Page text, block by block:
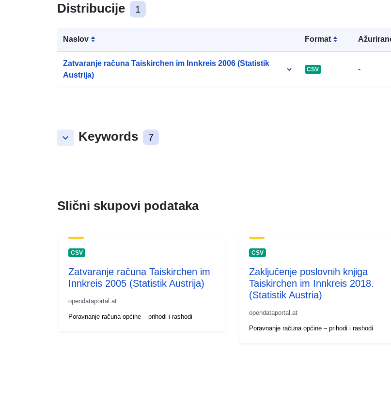
Distribucije 1
Naslov Formаt
Zatvaranje računa Taiskirchen im Innkreis 2006 (Statistik
Austrija)
CSV -
keyboard_arrow_down Keywords 7
Slični skupovi podataka
CSV
Zatvaranje računa Taiskirchen im
Innkreis 2005 (Statistik Austrija)
opendataportal.at
Poravnanje računa općine – prihodi i rashodi
CSV
Zaključenje poslovnih knjiga
Taiskirchen im Innkreis 2018.
(Statistik Austria)
opendataportal.at
Poravnanje računa općine – prihodi i rashodi